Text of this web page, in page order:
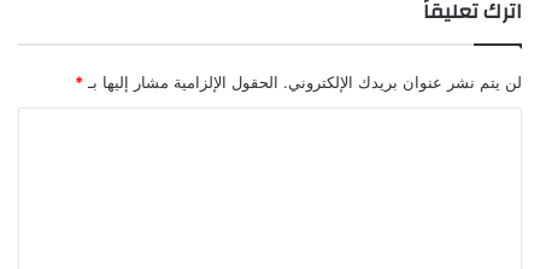
اترك تعليقاً
لن يتم نشر عنوان بريدك الإلكتروني. الحقول الإلزامية مشار إليها بـ *